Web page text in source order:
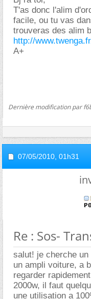
T'as donc l'alim
facile, ou tu vas
trouveras des alim
http://
A+
Dernière modification par
07/05/2010, 01h31
Re : Sos-
salut! je cherche
un ampli voiture, a
regarder
2000w, il faut
une utilisation a